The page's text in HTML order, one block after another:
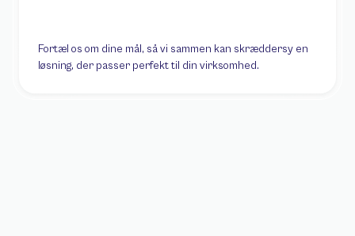
Fortæl os om dine mål, så vi sammen kan skræddersy en
løsning, der passer perfekt til din virksomhed.